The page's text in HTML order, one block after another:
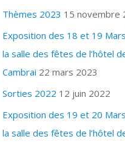
Thèmes 2023 15 novembre
Exposition des 18 et 19
la salle des fêtes de l’hôtel
Cambrai 22 mars 2023
Sorties 2022 12 juin 2022
Exposition des 19 et 20
la salle des fêtes de l’hôtel